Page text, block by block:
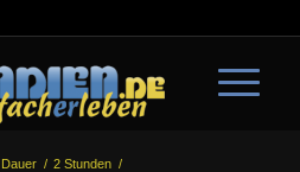
/ 2 Stunden /